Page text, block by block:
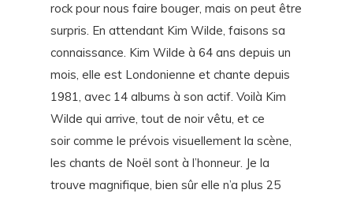
rock pour nous faire bouger, mais on peut être
surpris. En attendant Kim Wilde, faisons sa
connaissance. Kim Wilde à 64 ans depuis un
mois, elle est Londonienne et chante depuis
1981, avec 14 albums à son actif. Voilà Kim
Wilde qui arrive, tout de noir vêtu, et ce
soir comme le prévois visuellement la scène,
les chants de Noël sont à l’honneur. Je la
trouve magnifique, bien sûr elle n’a plus 25